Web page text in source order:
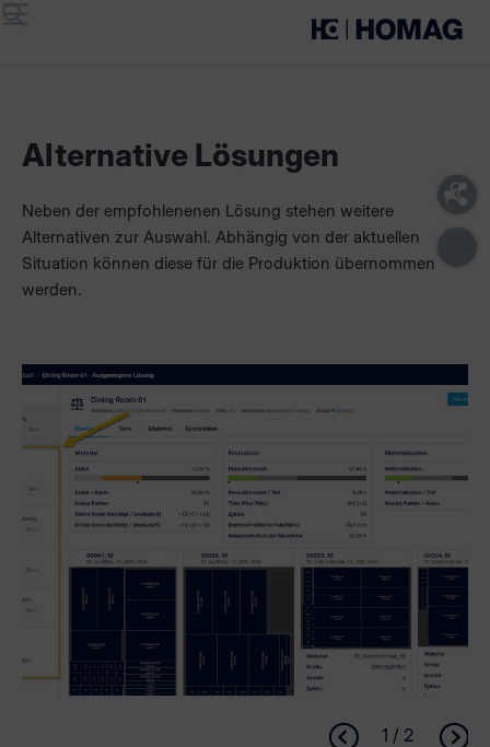
Alternative Lösungen
Neben der empfohlenenen Lösung stehen weitere
Alternativen zur Auswahl. Abhängig von der aktuellen
Situation können diese für die Produktion übernommen
werden.
1 / 2